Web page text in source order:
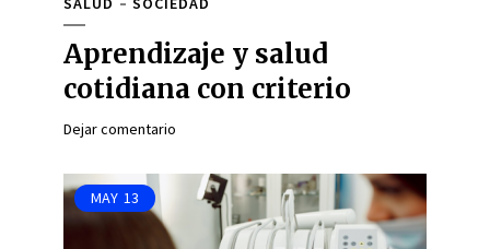
Aprendizaje y salud
cotidiana con criterio
Dejar comentario
MAY 13